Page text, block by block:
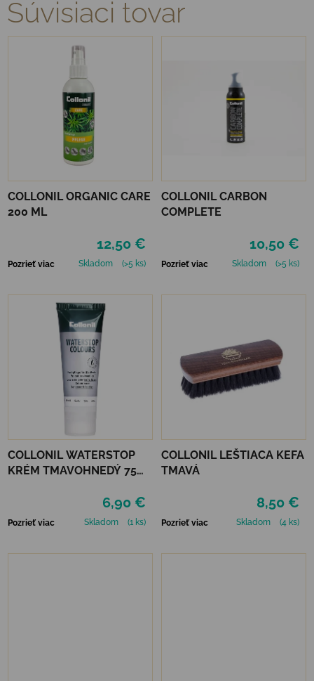
Súvisiaci tovar
COLLONIL ORGANIC CARE
200 ML
12,50 €
Pozrieť viac Skladom (>5 ks)
COLLONIL CARBON
COMPLETE
10,50 €
Pozrieť viac Skladom (>5 ks)
COLLONIL WATERSTOP
KRÉM TMAVOHNEDÝ 75
6,90 €
Pozrieť viac Skladom (1 ks)
COLLONIL LEŠTIACA KEFA
TMAVÁ
8,50 €
Pozrieť viac Skladom (4 ks)